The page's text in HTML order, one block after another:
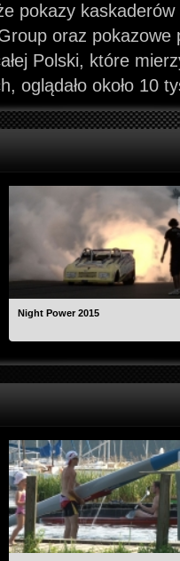
pokazy
oraz
Polski, które
oglądało około 10
Night Power 2015